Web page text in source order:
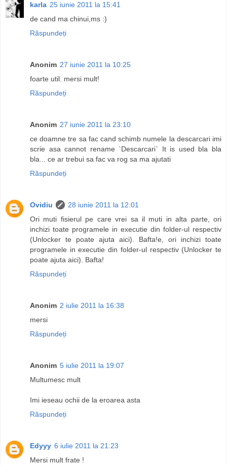
karla 25 iunie 2011 la 15:41
de cand ma chinui,ms :)
Răspundeți
Anonim 27 iunie 2011 la 10:25
foarte util. mersi mult!
Răspundeți
Anonim 27 iunie 2011 la 23:10
ce doamne tre sa fac cand schimb numele la descarcari imi
scrie asa cannot rename `Descarcari` It is used bla bla
bla... ce ar trebui sa fac va rog sa ma ajutati
Răspundeți
Ovidiu
28 iunie 2011 la 12:01
Ori muti fisierul pe care vrei sa il muti in alta parte, ori
inchizi toate programele in executie din folder-ul respectiv
(Unlocker te poate ajuta aici). Bafta!e, ori inchizi toate
programele in executie din folder-ul respectiv (Unlocker te
poate ajuta aici). Bafta!
Răspundeți
Anonim 2 iulie 2011 la 16:38
mersi
Răspundeți
Anonim 5 iulie 2011 la 19:07
Multumesc mult
Imi ieseau ochii de la eroarea asta
Răspundeți
Edyyy 6 iulie 2011 la 21:23
Mersi mult frate !